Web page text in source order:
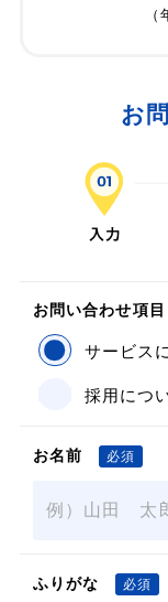
お
お問い合わせ項目
サービス
採用につ
お名前
ふりがな